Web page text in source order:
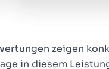
zeigen
in diesem